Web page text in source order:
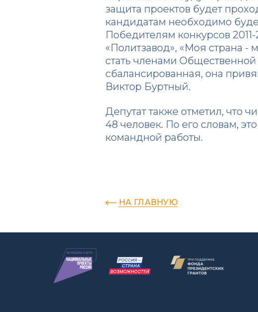
защита проектов будет
кандидатам необходимо
Победителям конкурсов
«Политзавод», «Моя страна
стать членами
сбалансированная, она
Виктор Буртный.
Депутат также отметил, что
48 человек. По его словам,
командной работы.
НА ГЛАВНУЮ